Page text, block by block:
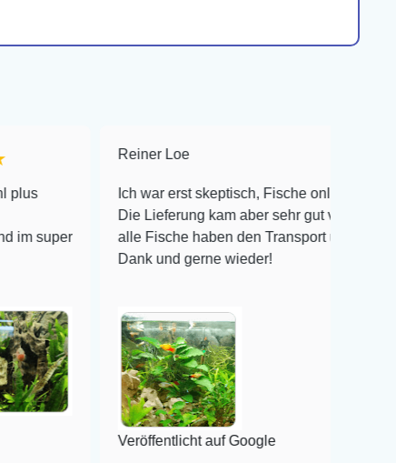
Ich war erst skeptisch, Fische online zu bestellen!
Die Lieferung kam aber sehr gut verpackt an und
alle Fische haben den Transport überlebt! Vielen
Dank und gerne wieder!
Veröffentlicht auf Google